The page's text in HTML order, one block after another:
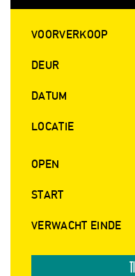
VOORVERKOOP
DEUR
DATUM
LOCATIE
OPEN
START
VERWACHT EINDE